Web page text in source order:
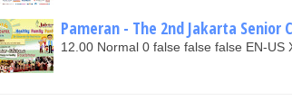
Pameran - The 2nd Jakarta Senior
12.00 Normal 0 false false false EN-US